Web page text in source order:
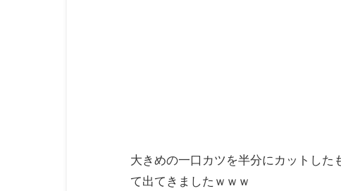
大きめの一口カツを半分にカットし
て出てきましたｗｗｗ